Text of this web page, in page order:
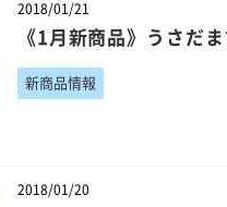
2018/01/21
《1月新商品》うさだ
新商品情報
2018/01/20